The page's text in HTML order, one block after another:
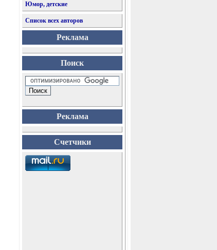
Юмор, детские
Список всех авторов
Реклама
Поиск
Реклама
Счетчики